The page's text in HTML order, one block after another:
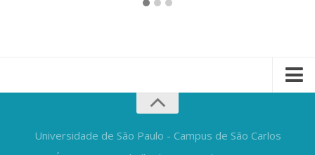
Universidade de São Paulo - Campus de São Carlos